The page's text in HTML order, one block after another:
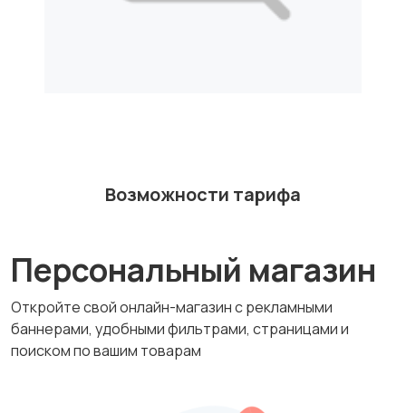
Возможности тарифа
Персональный магазин
Откройте свой онлайн-магазин с рекламными
баннерами, удобными фильтрами, страницами и
поиском по вашим товарам